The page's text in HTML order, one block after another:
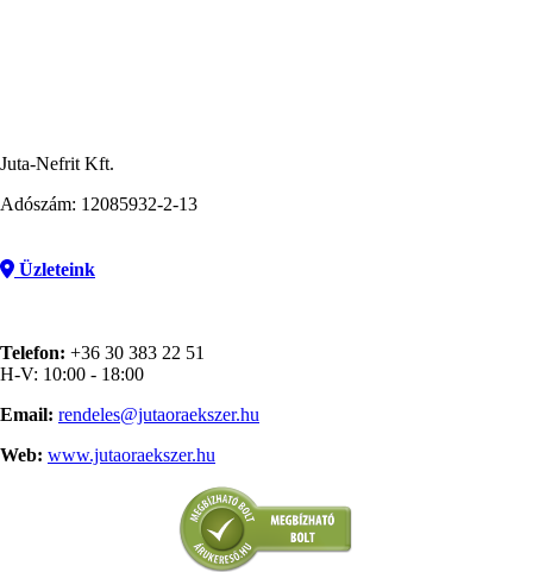
Juta-Nefrit Kft.
Adószám: 12085932-2-13
Üzleteink
Telefon: +36 30 383 22 51
H-V: 10:00 - 18:00
Email: rendeles@jutaoraekszer.hu
Web: www.jutaoraekszer.hu